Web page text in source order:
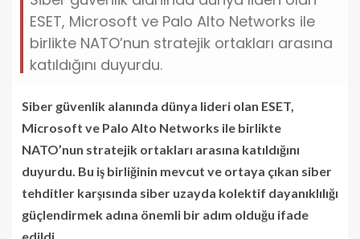
ESET, Microsoft ve Palo Alto Networks ile
birlikte NATO’nun stratejik ortakları arasına
katıldığını duyurdu.
Siber güvenlik alanında dünya lideri olan ESET,
Microsoft ve Palo Alto Networks ile birlikte
NATO’nun stratejik ortakları arasına katıldığını
duyurdu. Bu iş birliğinin mevcut ve ortaya çıkan siber
tehditler karşısında siber uzayda kolektif dayanıklılığı
güçlendirmek adına önemli bir adım olduğu ifade